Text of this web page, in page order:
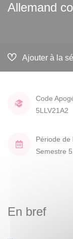
Allemand
Ajouter à la
Code
5LLV21A2
Période de
Semestre 5
En bref